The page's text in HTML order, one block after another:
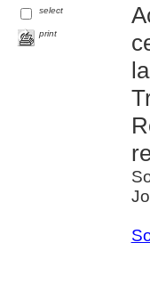
select
print